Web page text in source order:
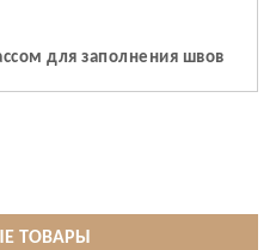
для заполнения швов
ТОВАРЫ